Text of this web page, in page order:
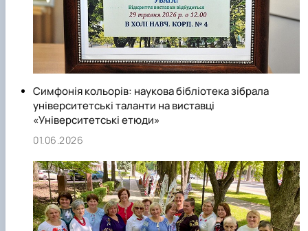
Симфонія кольорів: наукова бібліотека зібрала
університетські таланти на виставці
«Університетські етюди»
01.06.2026